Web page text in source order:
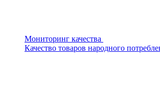
Мониторинг качества
Качество товаров народного